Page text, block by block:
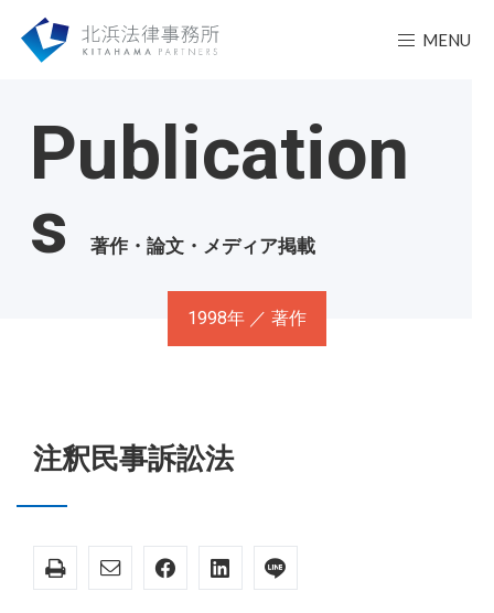
MENU
Publication
s
著作・論文・メディア掲載
1998年 ／ 著作
注釈民事訴訟法